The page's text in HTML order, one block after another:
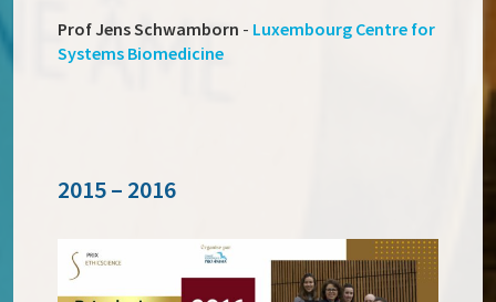
Prof Jens Schwamborn - Luxembourg Centre for
Systems Biomedicine
2015 – 2016